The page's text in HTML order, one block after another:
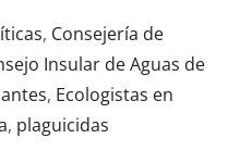
, Consejería de
Insular de Aguas de
, Ecologistas en
, plaguicidas